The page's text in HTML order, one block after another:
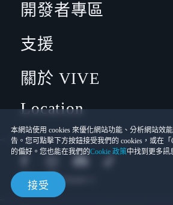
本網站使用 cookies 來優化網站功能、分析網站效
告。您可點擊下方按鈕接受我們的 cookies，或在
的偏好。您也能在我們的Cookie 政策中找到更多訊
接受
開發者專區
支援
關於 VIVE
Location